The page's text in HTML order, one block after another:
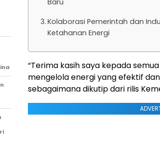
Baru
Kolaborasi Pemerintah dan
Ketahanan Energi
“Terima kasih saya kepada
mengelola energi yang efektif
sebagaimana dikutip dari rilis